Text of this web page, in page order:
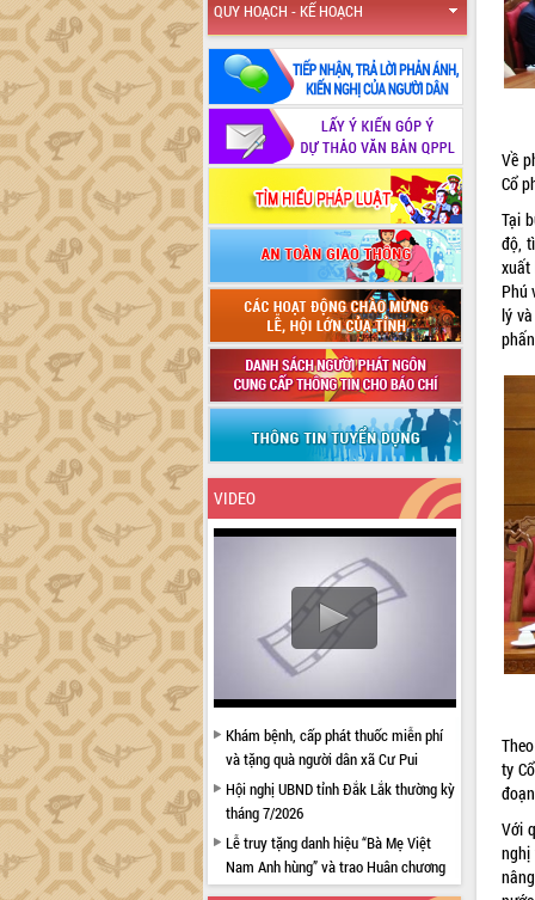
QUY HOẠCH - KẾ HOẠCH
VIDEO
Khám bệnh, cấp phát thuốc miễn phí
và tặng quà người dân xã Cư Pui
Hội nghị UBND tỉnh Đắk Lắk thường kỳ
tháng 7/2026
Lễ truy tặng danh hiệu “Bà Mẹ Việt
Nam Anh hùng” và trao Huân chương
Lao động
Về
Cổ
Tại
độ,
xuất
Phú
lý
ty
Với
nghị